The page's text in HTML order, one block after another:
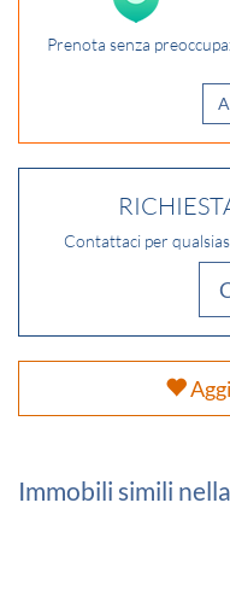
Prenota senza
Contattaci per
Immobili simili